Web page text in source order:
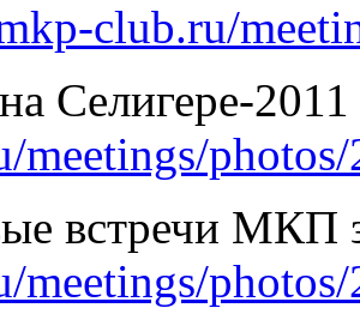
club.ru/
Селигере-
meetings/
встречи МКП
meetings/